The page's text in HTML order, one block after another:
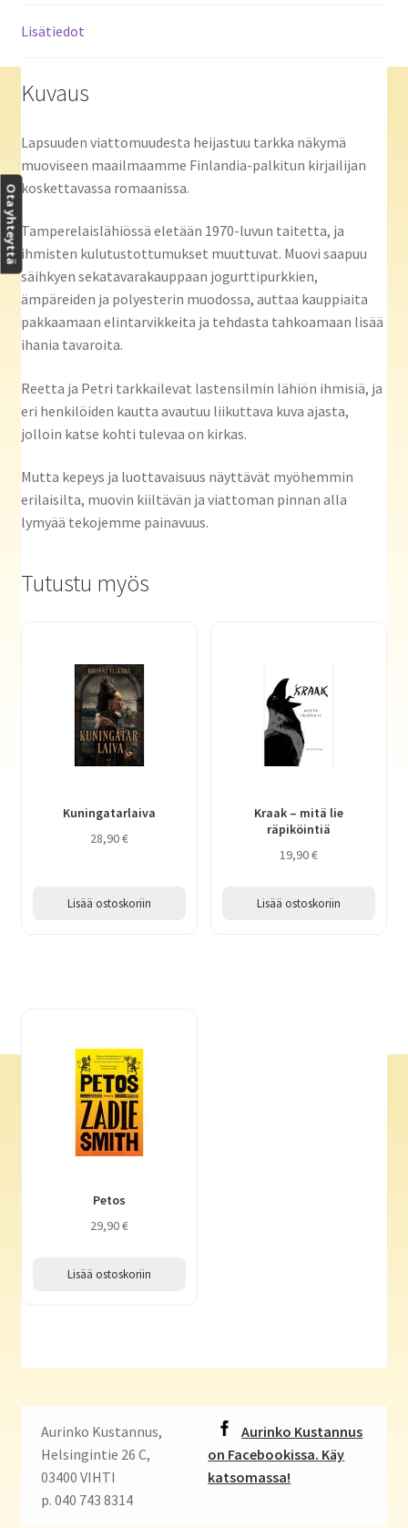
Lisätiedot
Kuvaus
Lapsuuden viattomuudesta heijastuu tarkka näkymä
muoviseen maailmaamme Finlandia-palkitun kirjailijan
koskettavassa romaanissa.
Tamperelaislähiössä eletään 1970-luvun taitetta, ja
ihmisten kulutustottumukset muuttuvat. Muovi saapuu
säihkyen sekatavarakauppaan jogurttipurkkien,
ämpäreiden ja polyesterin muodossa, auttaa kauppiaita
pakkaamaan elintarvikkeita ja tehdasta tahkoamaan lisää
ihania tavaroita.
Reetta ja Petri tarkkailevat lastensilmin lähiön ihmisiä, ja
eri henkilöiden kautta avautuu liikuttava kuva ajasta,
jolloin katse kohti tulevaa on kirkas.
Mutta kepeys ja luottavaisuus näyttävät myöhemmin
erilaisilta, muovin kiiltävän ja viattoman pinnan alla
lymyää tekojemme painavuus.
Tutustu myös
Kuningatarlaiva
28,90€
Lisää ostoskoriin
Kraak – mitä lie
räpiköintiä
19,90€
Lisää ostoskoriin
Petos
29,90€
Lisää ostoskoriin
Aurinko Kustannus,
Helsingintie 26 C,
03400 VIHTI
p. 040 743 8314
Aurinko Kustannus
on Facebookissa. Käy
katsomassa!
Ota yhteyttä